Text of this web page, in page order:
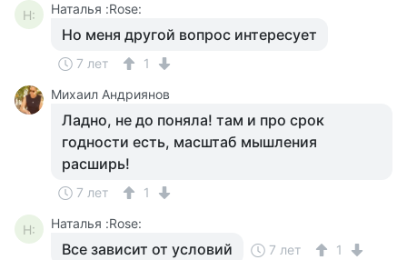
Н: Наталья :Rose:
Но меня другой вопрос интересует
7 лет
1
Михаил Андриянов
Ладно, не до поняла! там и про срок
годности есть, масштаб мышления
расширь!
7 лет 1
Н: Наталья :Rose:
Все зависит от условий 7 лет 1